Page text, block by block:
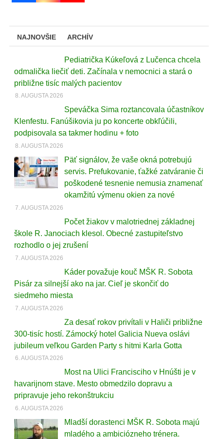
NAJNOVŠIE ARCHÍV
Pediatrička Kúkeľová z Lučenca chcela
odmalička liečiť deti. Začínala v nemocnici a stará o
približne tisíc malých pacientov
8. AUGUSTA 2026
Speváčka Sima roztancovala účastníkov
Klenfestu. Fanúšikovia ju po koncerte obkľúčili,
podpisovala sa takmer hodinu + foto
8. AUGUSTA 2026
Päť signálov, že vaše okná potrebujú
servis. Prefukovanie, ťažké zatváranie či
poškodené tesnenie nemusia znamenať
okamžitú výmenu okien za nové
7. AUGUSTA 2026
Počet žiakov v malotriednej základnej
škole R. Janociach klesol. Obecné zastupiteľstvo
rozhodlo o jej zrušení
7. AUGUSTA 2026
Káder považuje kouč MŠK R. Sobota
Pisár za silnejší ako na jar. Cieľ je skončiť do
siedmeho miesta
7. AUGUSTA 2026
Za desať rokov privítali v Haliči približne
300-tisíc hostí. Zámocký hotel Galicia Nueva oslávi
jubileum veľkou Garden Party s hitmi Karla Gotta
6. AUGUSTA 2026
Most na Ulici Francisciho v Hnúšti je v
havarijnom stave. Mesto obmedzilo dopravu a
pripravuje jeho rekonštrukciu
6. AUGUSTA 2026
Mladší dorastenci MŠK R. Sobota majú
mladého a ambiciózneho trénera.